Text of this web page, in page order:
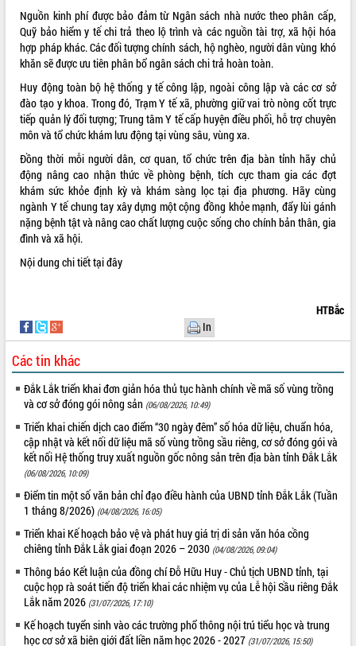
Nguồn kinh phí được bảo đảm từ Ngân sách nhà nước theo phân cấp,
Quỹ bảo hiểm y tế chi trả theo lộ trình và các nguồn tài trợ, xã hội hóa
hợp pháp khác. Các đối tượng chính sách, hộ nghèo, người dân vùng khó
khăn sẽ được ưu tiên phân bổ ngân sách chi trả hoàn toàn.
Huy động toàn bộ hệ thống y tế công lập, ngoài công lập và các cơ sở
đào tạo y khoa. Trong đó, Trạm Y tế xã, phường giữ vai trò nòng cốt trực
tiếp quản lý đối tượng; Trung tâm Y tế cấp huyện điều phối, hỗ trợ chuyên
môn và tổ chức khám lưu động tại vùng sâu, vùng xa.
Đồng thời mỗi người dân, cơ quan, tổ chức trên địa bàn tỉnh hãy chủ
động nâng cao nhận thức về phòng bệnh, tích cực tham gia các đợt
khám sức khỏe định kỳ và khám sàng lọc tại địa phương. Hãy cùng
ngành Y tế chung tay xây dựng một cộng đồng khỏe mạnh, đẩy lùi gánh
nặng bệnh tật và nâng cao chất lượng cuộc sống cho chính bản thân, gia
đình và xã hội.
Nội dung chi tiếttại đây
HTBắc
In
Các tin khác
Đắk Lắk triển khai đơn giản hóa thủ tục hành chính về mã số vùng trồng
và cơ sở đóng gói nông sản (06/08/2026, 10:49)
Triển khai chiến dịch cao điểm “30 ngày đêm” số hóa dữ liệu, chuẩn hóa,
cập nhật và kết nối dữ liệu mã số vùng trồng sầu riêng, cơ sở đóng gói và
kết nối Hệ thống truy xuất nguồn gốc nông sản trên địa bàn tỉnh Đắk Lắk
(06/08/2026, 10:09)
Điểm tin một số văn bản chỉ đạo điều hành của UBND tỉnh Đắk Lắk (Tuần
1 tháng 8/2026) (04/08/2026, 16:05)
Triển khai Kế hoạch bảo vệ và phát huy giá trị di sản văn hóa cồng
chiêng tỉnh Đắk Lắk giai đoạn 2026 – 2030 (04/08/2026, 09:04)
Thông báo Kết luận của đồng chí Đỗ Hữu Huy - Chủ tịch UBND tỉnh, tại
cuộc họp rà soát tiến độ triển khai các nhiệm vụ của Lễ hội Sầu riêng Đắk
Lắk năm 2026 (31/07/2026, 17:10)
Kế hoạch tuyển sinh vào các trường phổ thông nội trú tiểu học và trung
học cơ sở xã biên giới đất liền năm học 2026 - 2027 (31/07/2026, 15:50)